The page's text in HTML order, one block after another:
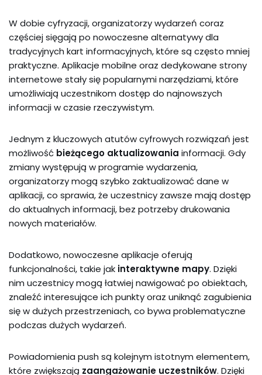
W dobie cyfryzacji, organizatorzy wydarzeń coraz
częściej sięgają po nowoczesne alternatywy dla
tradycyjnych kart informacyjnych, które są często mniej
praktyczne. Aplikacje mobilne oraz dedykowane strony
internetowe stały się popularnymi narzędziami, które
umożliwiają uczestnikom dostęp do najnowszych
informacji w czasie rzeczywistym.
Jednym z kluczowych atutów cyfrowych rozwiązań jest
możliwość bieżącego aktualizowania informacji. Gdy
zmiany występują w programie wydarzenia,
organizatorzy mogą szybko zaktualizować dane w
aplikacji, co sprawia, że uczestnicy zawsze mają dostęp
do aktualnych informacji, bez potrzeby drukowania
nowych materiałów.
Dodatkowo, nowoczesne aplikacje oferują
funkcjonalności, takie jak interaktywne mapy. Dzięki
nim uczestnicy mogą łatwiej nawigować po obiektach,
znaleźć interesujące ich punkty oraz uniknąć zagubienia
się w dużych przestrzeniach, co bywa problematyczne
podczas dużych wydarzeń.
Powiadomienia push są kolejnym istotnym elementem,
które zwiększają zaangażowanie uczestników. Dzięki